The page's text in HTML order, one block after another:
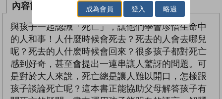
內容簡介
與孩子一起認識「死亡」，讓他們學會珍惜生命中
的人和事！人什麼時候會死去？死去的人會去哪兒
呢？死去的人什麽時候會回來？很多孩子都對死亡
感到好奇，甚至會提出一連串讓人驚訝的問題。可
是對於大人來說，死亡總是讓人難以開口，怎樣跟
孩子談論死亡呢？這本書正能協助父母解答孩子有
成為會員 登入 略過